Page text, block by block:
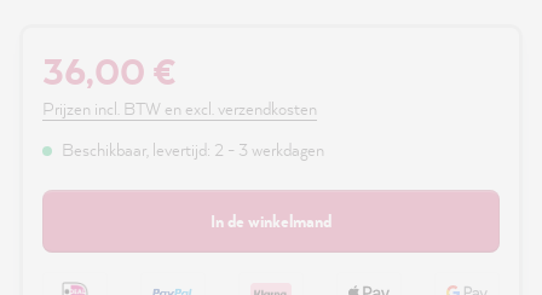
36,00 €
Prijzen incl. BTW en excl. verzendkosten
Beschikbaar, levertijd: 2 - 3 werkdagen
In de winkelmand